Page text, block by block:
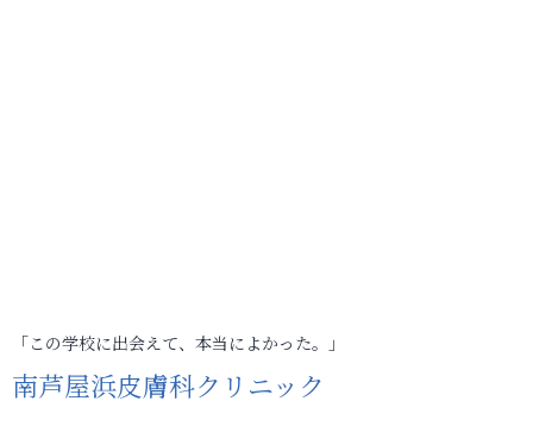
「この学校に出会えて、本当によかった。」
南芦屋浜皮膚科クリニック